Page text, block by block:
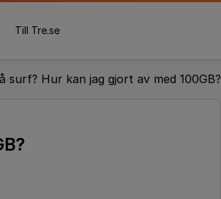
Till Tre.se
surf? Hur kan jag gjort av med 100GB?